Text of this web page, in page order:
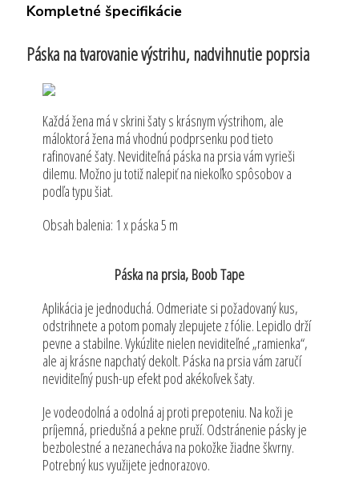
Kompletné špecifikácie
Páska na tvarovanie výstrihu, nadvihnutie poprsia
Každá žena má v skrini šaty s krásnym výstrihom, ale
máloktorá žena má vhodnú podprsenku pod tieto
rafinované šaty. Neviditeľná páska na prsia vám vyrieši
dilemu. Možno ju totiž nalepiť na niekoľko spôsobov a
podľa typu šiat.
Obsah balenia: 1 x páska 5 m
Páska na prsia, Boob Tape
Aplikácia je jednoduchá. Odmeriate si požadovaný kus,
odstrihnete a potom pomaly zlepujete z fólie. Lepidlo drží
pevne a stabilne. Vykúzlite nielen neviditeľné „ramienka“,
ale aj krásne napchatý dekolt. Páska na prsia vám zaručí
neviditeľný push-up efekt pod akékoľvek šaty.
Je vodeodolná a odolná aj proti prepoteniu. Na koži je
príjemná, priedušná a pekne pruží. Odstránenie pásky je
bezbolestné a nezanecháva na pokožke žiadne škvrny.
Potrebný kus využijete jednorazovo.